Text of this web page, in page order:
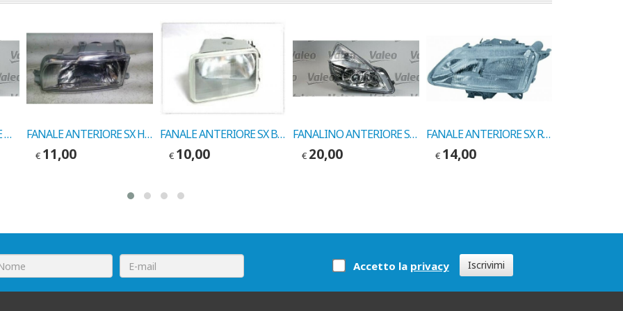
FANALINO ANTERIORE DX RENAULT ESPACE 07/88-> COD. VALEO 083162 FANALE ANTERIORE SX H4 RENAULT 21 COD. VALEO 083137
€ 11,00
FANALE ANTERIORE SX BIANCO RENAULT 18 COD. VALEO 082055
€ 10,00
FANALINO ANTERIORE SX RENAULT ESPACE 07/88-> COD. VALEO 083161
€ 20,00
FANALE ANTERIORE SX RENAULT LAGUNA 94-> COD. LEART 20215000
€ 14,00
Accetto la privacy Iscrivimi